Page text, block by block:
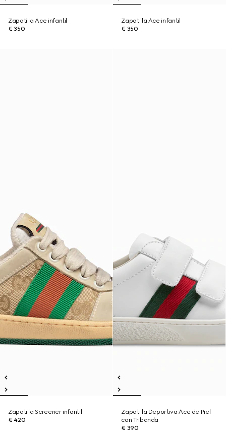
Zapatilla Ace infantil
€ 350
Zapatilla Ace infantil
€ 350
Zapatilla Screener infantil
€ 420
Zapatilla Deportiva Ace de Piel
con Tribanda
€ 390